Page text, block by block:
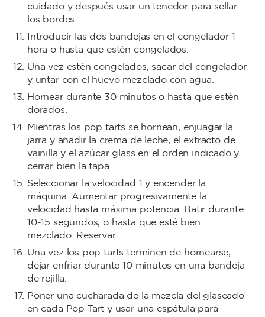
cuidado y después usar un tenedor para sellar
los bordes.
Introducir las dos bandejas en el congelador 1
hora o hasta que estén congelados.
Una vez estén congelados, sacar del congelador
y untar con el huevo mezclado con agua.
Hornear durante 30 minutos o hasta que estén
dorados.
Mientras los pop tarts se hornean, enjuagar la
jarra y añadir la crema de leche, el extracto de
vainilla y el azúcar glass en el orden indicado y
cerrar bien la tapa.
Seleccionar la velocidad 1 y encender la
máquina. Aumentar progresivamente la
velocidad hasta máxima potencia. Batir durante
10-15 segundos, o hasta que esté bien
mezclado. Reservar.
Una vez los pop tarts terminen de hornearse,
dejar enfriar durante 10 minutos en una bandeja
de rejilla.
Poner una cucharada de la mezcla del glaseado
en cada Pop Tart y usar una espátula para